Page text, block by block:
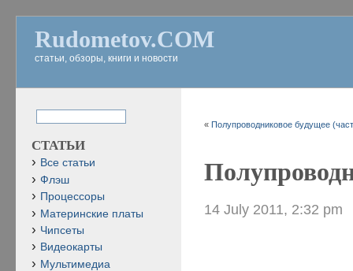
Rudometov.COM
статьи, обзоры, книги и новости
«Полупроводниковое будущее
14 July 2011, 2:32 pm
СТАТЬИ
Все статьи
Флэш
Процессоры
Материнские платы
Чипсеты
Видеокарты
Мультимедиа